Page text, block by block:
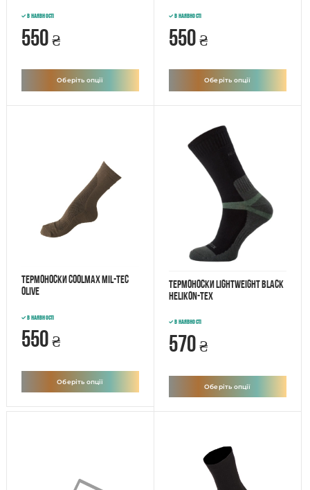
В наявності
550 ₴
Оберіть опції
В наявності
550 ₴
Оберіть опції
Термоноски Coolmax Mil-Tec
olive
В наявності
550 ₴
Оберіть опції
Термоноски LIGHTWEIGHT Black
Helikon-Tex
В наявності
570 ₴
Оберіть опції